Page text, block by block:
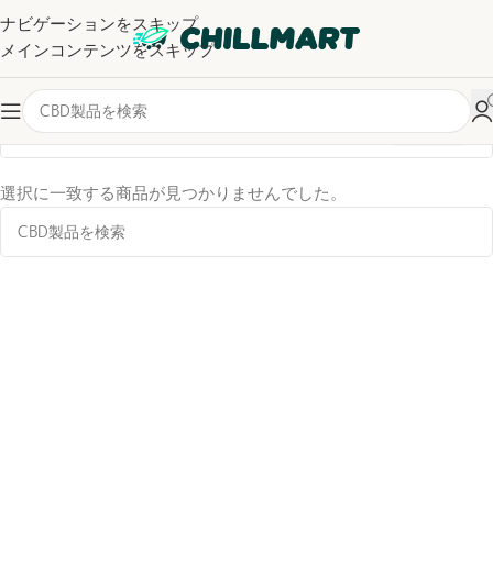
ナビゲーションをスキップ
メインコンテンツをスキップ
カテゴリー ワックス
選択に一致する商品が見つかりませんでした。